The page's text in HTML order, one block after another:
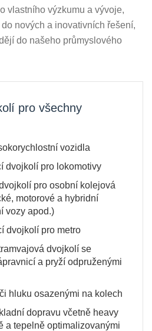
vlastního výzkumu a vývoje,
nových a inovativních řešení,
do našeho průmyslového
pro všechny
vozidla
dvojkolí pro lokomotivy
pro osobní kolejová
motorové a hybridní
vozy apod.)
dvojkolí pro metro
dvojkolí se
a pryží odpruženými
hluku osazenými na kolech
dopravu včetně heavy
a tepelně optimalizovanými